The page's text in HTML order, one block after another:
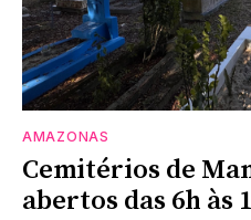
AMAZONAS
Cemitérios de
abertos das 6h às